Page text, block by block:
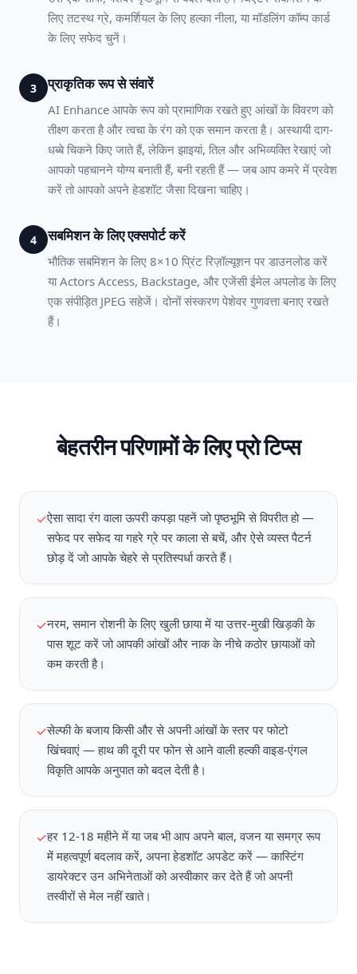
लिए तटस्थ ग्रे, कमर्शियल के लिए हल्का नीला, या मॉडलिंग कॉम्प कार्ड
के लिए सफेद चुनें।
3 प्राकृतिक रूप से संवारें
AI Enhance आपके रूप को प्रामाणिक रखते हुए आंखों के विवरण को
तीक्ष्ण करता है और त्वचा के रंग को एक समान करता है। अस्थायी दाग-
धब्बे चिकने किए जाते हैं, लेकिन झाइयां, तिल और अभिव्यक्ति रेखाएं जो
आपको पहचानने योग्य बनाती हैं, बनी रहती हैं — जब आप कमरे में प्रवेश
करें तो आपको अपने हेडशॉट जैसा दिखना चाहिए।
4 सबमिशन के लिए एक्सपोर्ट करें
भौतिक सबमिशन के लिए 8×10 प्रिंट रिज़ॉल्यूशन पर डाउनलोड करें
या Actors Access, Backstage, और एजेंसी ईमेल अपलोड के लिए
एक संपीड़ित JPEG सहेजें। दोनों संस्करण पेशेवर गुणवत्ता बनाए रखते
हैं।
बेहतरीन परिणामों के लिए प्रो टिप्स
✓ऐसा सादा रंग वाला ऊपरी कपड़ा पहनें जो पृष्ठभूमि से विपरीत हो —
सफेद पर सफेद या गहरे ग्रे पर काला से बचें, और ऐसे व्यस्त पैटर्न
छोड़ दें जो आपके चेहरे से प्रतिस्पर्धा करते हैं।
✓नरम, समान रोशनी के लिए खुली छाया में या उत्तर-मुखी खिड़की के
पास शूट करें जो आपकी आंखों और नाक के नीचे कठोर छायाओं को
कम करती है।
✓सेल्फी के बजाय किसी और से अपनी आंखों के स्तर पर फोटो
खिंचवाएं — हाथ की दूरी पर फोन से आने वाली हल्की वाइड-एंगल
विकृति आपके अनुपात को बदल देती है।
✓हर 12-18 महीने में या जब भी आप अपने बाल, वजन या समग्र रूप
में महत्वपूर्ण बदलाव करें, अपना हेडशॉट अपडेट करें — कास्टिंग
डायरेक्टर उन अभिनेताओं को अस्वीकार कर देते हैं जो अपनी
तस्वीरों से मेल नहीं खाते।